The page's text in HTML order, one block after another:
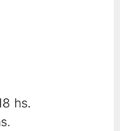
hs.